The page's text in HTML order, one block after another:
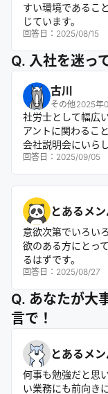
すい環境であるこ
じています。
回答日： 2025/08/15
Q. 入社を迷っ
古川
その他2025年
社労士として幅広
アントに関わるこ
会社説明会にいら
回答日： 2025/09/05
とあるメ
意欲次第でいろい
欲のある方にとっ
るはずです。
回答日： 2025/08/27
Q. あなたが大
言で！
とあるメ
何事も勉強だと思
い業務にも前向き